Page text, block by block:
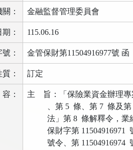
： 金融監督管理委員會
： 115.06.16
： 金管保財第11504916977號 函
： 訂定
容：
主 旨：「保險業資金辦理專
、第 5 條、第 7 條及第
法」第 8 條解釋令，業經
保財字第 11504916971 號
號令、第 11504916974 號